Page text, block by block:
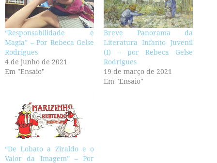
“Responsabilidade e
Magia” – Por Rebeca Gelse
Rodrigues
4 de junho de 2021
Em "Ensaio"
Breve Panorama da
Literatura Infanto Juvenil
(I) – por Rebeca Gelse
Rodrigues
19 de março de 2021
Em "Ensaio"
“De Lobato a Ziraldo e o
Valor da Imagem” – Por